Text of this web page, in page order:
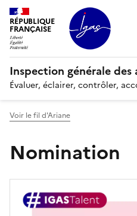
Panneau de gestion des cookies
RÉPUBLIQUE
FRANÇAISE
Inspection générale des
Évaluer, éclairer, contrôler,
Voir le fil d'Ariane
Nomination